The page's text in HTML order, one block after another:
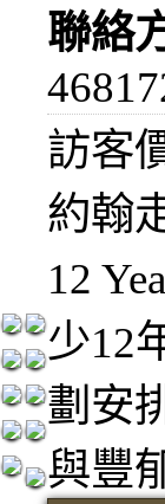
聯絡
訪客
約翰
12
少12
劃安
與豐